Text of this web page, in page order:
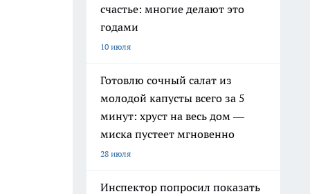
счастье: многие делают это
годами
10 июля
Готовлю сочный салат из
молодой капусты всего за 5
минут: хруст на весь дом —
миска пустеет мгновенно
28 июля
Инспектор попросил показать